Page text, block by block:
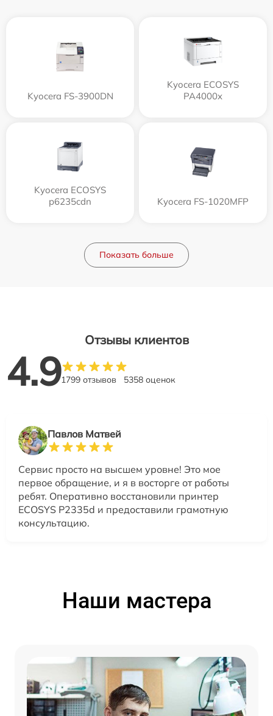
Kyocera FS-3900DN
Kyocera ECOSYS
PA4000x
Kyocera ECOSYS
p6235cdn
Kyocera FS-1020MFP
Показать больше
Отзывы клиентов
4.91799 отзывов 5358 оценок
Павлов Матвей
Сервис просто на высшем уровне! Это мое
первое обращение, и я в восторге от работы
ребят. Оперативно восстановили принтер
ECOSYS P2335d и предоставили грамотную
консультацию.
Наши мастера